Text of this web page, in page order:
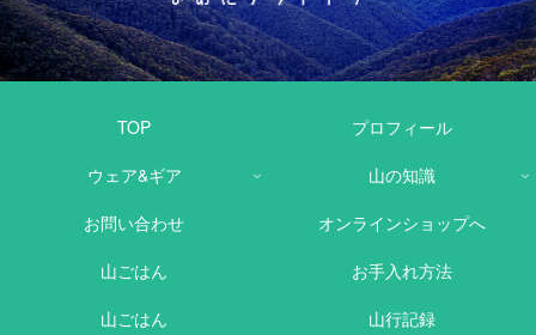
TOP
プロフィール
ウェア&ギア
山の知識
お問い合わせ
オンラインショップへ
山ごはん
お手入れ方法
山ごはん
山行記録